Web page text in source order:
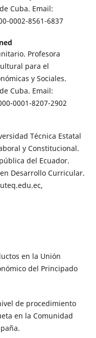
Cuba. Email:
0002-8561-6837
Profesora
para el
y Sociales.
Cuba. Email:
0001-8207-2902
Técnica Estatal
y Constitucional.
del Ecuador.
Desarrollo Curricular.
en la Unión
del Principado
de procedimiento
en la Comunidad